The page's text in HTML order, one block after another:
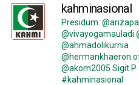
kahminasional
Presidum:
@vivayogamauladi
@ahmadolikurnia
@akom2005 Sigit
#kahminasional